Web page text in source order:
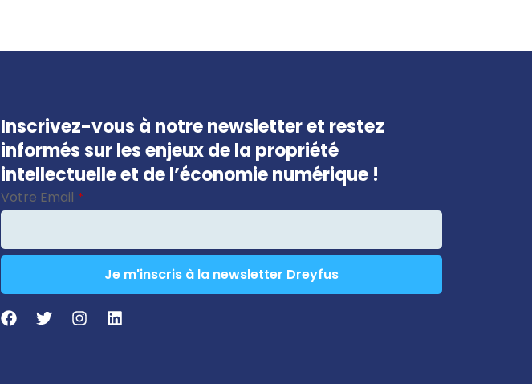
Inscrivez-vous à notre newsletter et restez
informés sur les enjeux de la propriété
intellectuelle et de l’économie numérique !
Votre Email *
Je m'inscris à la newsletter Dreyfus
Company
Name